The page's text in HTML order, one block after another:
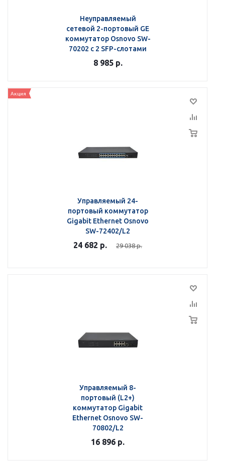
Неуправляемый
сетевой 2-портовый GE
коммутатор Osnovo SW-
70202 с 2 SFP-слотами
8 985р.
Акция
Управляемый 24-
портовый коммутатор
Gigabit Ethernet Osnovo
SW-72402/L2
24 682 р. 29 038р.
Управляемый 8-
портовый (L2+)
коммутатор Gigabit
Ethernet Osnovo SW-
70802/L2
16 896 р.